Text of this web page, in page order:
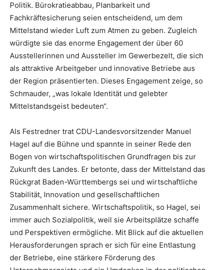
Politik. Bürokratieabbau, Planbarkeit und
Fachkräftesicherung seien entscheidend, um dem
Mittelstand wieder Luft zum Atmen zu geben. Zugleich
würdigte sie das enorme Engagement der über 60
Ausstellerinnen und Aussteller im Gewerbezelt, die sich
als attraktive Arbeitgeber und innovative Betriebe aus
der Region präsentierten. Dieses Engagement zeige, so
Schmauder, „was lokale Identität und gelebter
Mittelstandsgeist bedeuten“.
Als Festredner trat CDU-Landesvorsitzender Manuel
Hagel auf die Bühne und spannte in seiner Rede den
Bogen von wirtschaftspolitischen Grundfragen bis zur
Zukunft des Landes. Er betonte, dass der Mittelstand das
Rückgrat Baden-Württembergs sei und wirtschaftliche
Stabilität, Innovation und gesellschaftlichen
Zusammenhalt sichere. Wirtschaftspolitik, so Hagel, sei
immer auch Sozialpolitik, weil sie Arbeitsplätze schaffe
und Perspektiven ermögliche. Mit Blick auf die aktuellen
Herausforderungen sprach er sich für eine Entlastung
der Betriebe, eine stärkere Förderung des